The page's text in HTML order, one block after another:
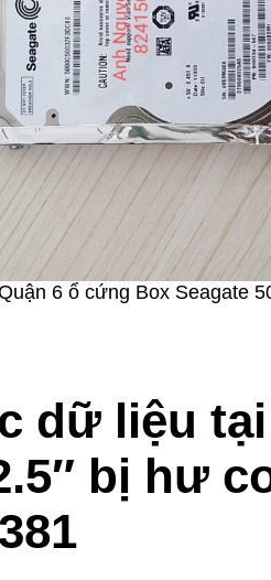
6 ổ cứng Box Seagate
dữ liệu
bị hư